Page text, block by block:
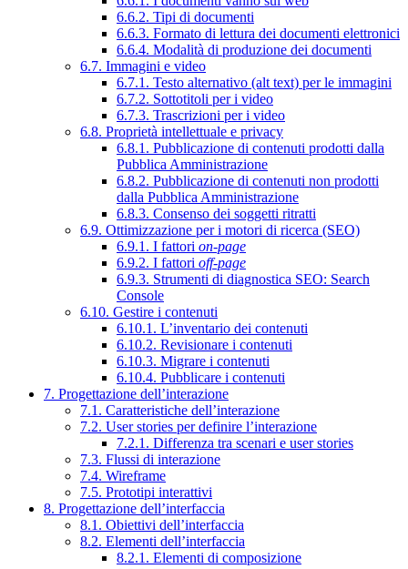
6.6.2. Tipi di documenti
6.6.3. Formato di lettura dei documenti elettronici
6.6.4. Modalità di produzione dei documenti
6.7. Immagini e video
6.7.1. Testo alternativo (alt text) per le immagini
6.7.2. Sottotitoli per i video
6.7.3. Trascrizioni per i video
6.8. Proprietà intellettuale e privacy
6.8.1. Pubblicazione di contenuti prodotti dalla
Pubblica Amministrazione
6.8.2. Pubblicazione di contenuti non prodotti
dalla Pubblica Amministrazione
6.8.3. Consenso dei soggetti ritratti
6.9. Ottimizzazione per i motori di ricerca (SEO)
6.9.1. I fattori on-page
6.9.2. I fattori off-page
6.9.3. Strumenti di diagnostica SEO: Search
Console
6.10. Gestire i contenuti
6.10.1. L’inventario dei contenuti
6.10.2. Revisionare i contenuti
6.10.3. Migrare i contenuti
6.10.4. Pubblicare i contenuti
7. Progettazione dell’interazione
7.1. Caratteristiche dell’interazione
7.2. User stories per definire l’interazione
7.2.1. Differenza tra scenari e user stories
7.3. Flussi di interazione
7.4. Wireframe
7.5. Prototipi interattivi
8. Progettazione dell’interfaccia
8.1. Obiettivi dell’interfaccia
8.2. Elementi dell’interfaccia
8.2.1. Elementi di composizione